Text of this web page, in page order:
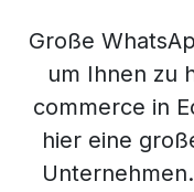
Große
um Ihnen zu
commerce in
hier eine